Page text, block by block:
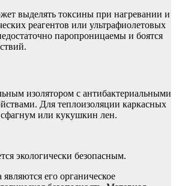
выделять токсины при нагревании и
реагентов или ультрафиолетовых
паропроницаемы и боятся
изолятором с антибактериальными
Для теплоизоляции каркасных
или кукушкин лен.
экологически безопасным.
его органическое